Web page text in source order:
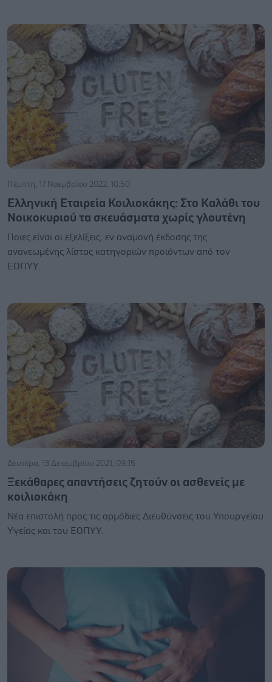
Πέμπτη, 17 Νοεμβρίου 2022, 10:50
Ελληνική Εταιρεία Κοιλιοκάκης: Στο Καλάθι του
Νοικοκυριού τα σκευάσματα χωρίς γλουτένη
Ποιες είναι οι εξελίξεις, εν αναμονή έκδοσης της
ανανεωμένης λίστας κατηγοριών προϊόντων από τον
ΕΟΠΥΥ.
Δευτέρα, 13 Δεκεμβρίου 2021, 09:15
Ξεκάθαρες απαντήσεις ζητούν οι ασθενείς με
κοιλιοκάκη
Νέα επιστολή προς τις αρμόδιες Διευθύνσεις του Υπουργείου
Υγείας και του ΕΟΠΥΥ.